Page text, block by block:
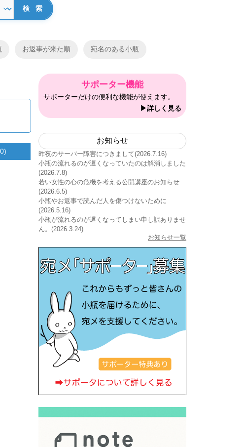
お返事が来た順 宛名のある小瓶
サポーター機能
サポーターだけの便利な機能が使えます。
▶詳しく見る
お知らせ
昨夜のサーバー障害につきまして(2026.7.16)
小瓶の流れるのが遅くなっていたのは解消しました
(2026.7.8)
若い女性の心の危機を考える公開講座のお知らせ
(2026.6.5)
小瓶やお返事で読んだ人を傷つけないために
(2026.5.16)
小瓶が流れるのが遅くなってしまい申し訳ありませ
ん。(2026.3.24)
お知らせ一覧